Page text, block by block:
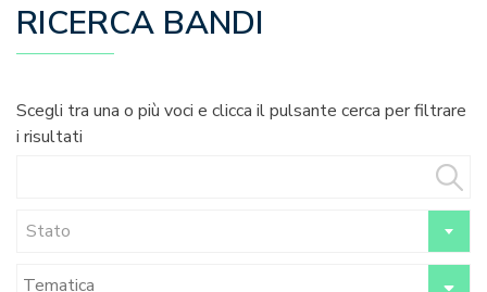
RICERCA BANDI
Scegli tra una o più voci e clicca il pulsante cerca per filtrare
i risultati
Stato